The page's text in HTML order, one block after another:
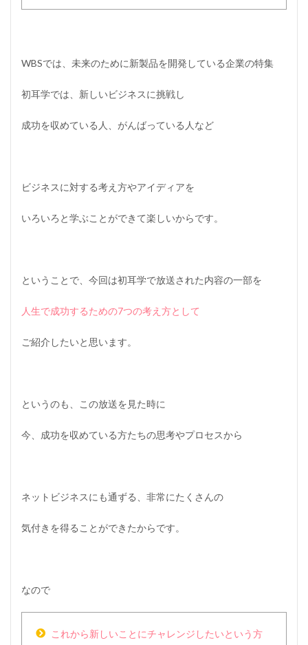
WBSでは、未来のために新製品を開発している企業の特集
初耳学では、新しいビジネスに挑戦し
成功を収めている人、がんばっている人など
ビジネスに対する考え方やアイディアを
いろいろと学ぶことができて楽しいからです。
ということで、今回は初耳学で放送された内容の一部を
人生で成功するための7つの考え方として
ご紹介したいと思います。
というのも、この放送を見た時に
今、成功を収めている方たちの思考やプロセスから
ネットビジネスにも通ずる、非常にたくさんの
気付きを得ることができたからです。
なので
これから新しいことにチャレンジしたいという方